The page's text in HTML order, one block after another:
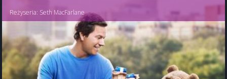
Reżyseria: Seth MacFarlane